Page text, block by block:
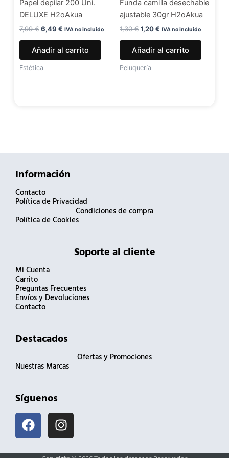
Papel depilar 200 Uni.
DELUXE H2oAkua
7,99€6,49 € IVA no incluido
Añadir al carrito
Estética
Funda camilla desechable
ajustable 30gr H2oAkua
1,30€1,20€ IVA no incluido
Añadir al carrito
Peluquería
Información
Contacto
Política de Privacidad
Condiciones de compra
Política de Cookies
Soporte al cliente
Mi Cuenta
Carrito
Preguntas Frecuentes
Envíos y Devoluciones
Contacto
Destacados
Ofertas y Promociones
Nuestras Marcas
Síguenos
F
a
I
n